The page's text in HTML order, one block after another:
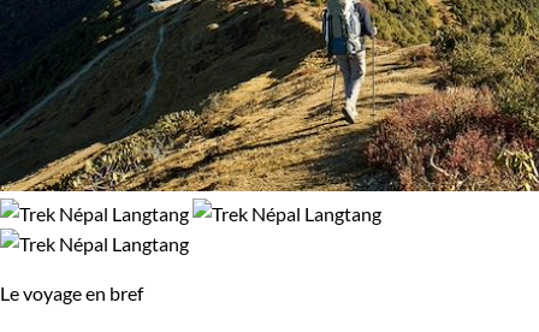
Le voyage en bref